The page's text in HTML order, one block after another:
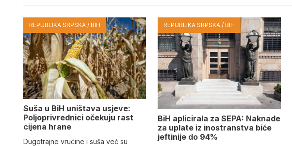
REPUBLIKA SRPSKA / BIH
Suša u BiH uništava usjeve:
Poljoprivrednici očekuju rast
cijena hrane
Dugotrajne vrućine i suša već su
REPUBLIKA SRPSKA / BIH
BiH aplicirala za SEPA: Naknade
za uplate iz inostranstva biće
jeftinije do 94%